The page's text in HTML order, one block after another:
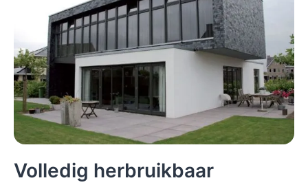
Volledig herbruikbaar